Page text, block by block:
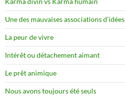
Une des mauvaises associations d’idées
La peur de vivre
Intérêt ou détachement aimant
Le prêt animique
Nous avons toujours été seuls